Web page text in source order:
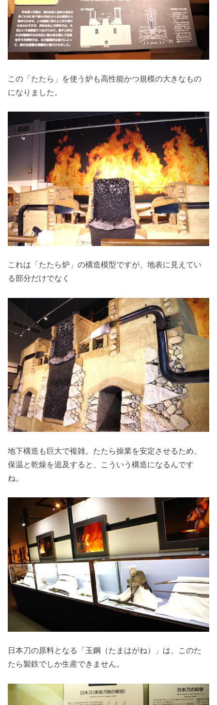
この「たたら」を使う炉も高性能かつ規模の大きなもの
になりました。
これは「たたら炉」の構造模型ですが、地表に見えてい
る部分だけでなく
地下構造も巨大で複雑。たたら操業を安定させるため、
保温と乾燥を追及すると、こういう構造になるんです
ね。
日本刀の原料となる「玉鋼（たまはがね）」は、このた
たら製鉄でしか生産できません。